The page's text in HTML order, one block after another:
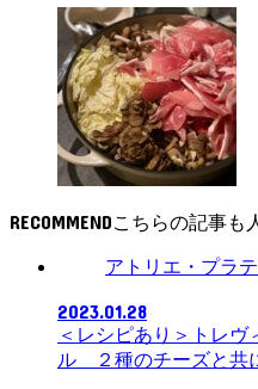
RECOMMEND
アトリエ・プラ
2023.01.28
＜レシピあり＞トレヴ
ル ２種のチーズと共